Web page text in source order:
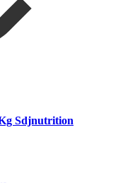
Sdjnutrition